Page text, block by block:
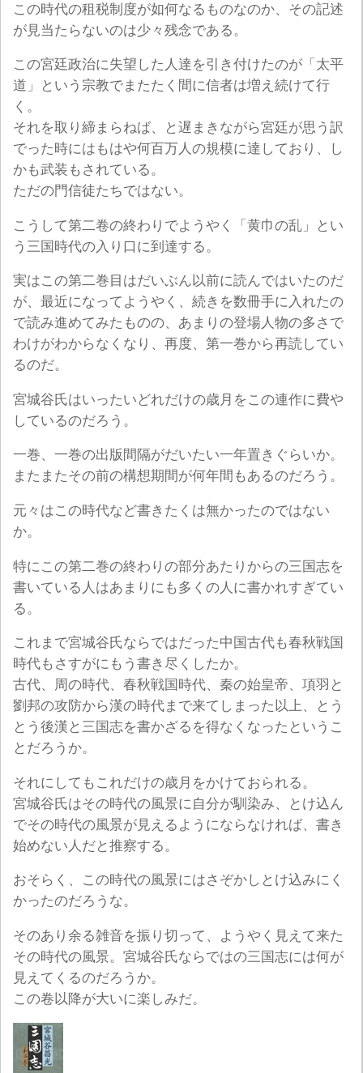
この時代の租税制度が如何なるものなのか、その記述
が見当たらないのは少々残念である。
この宮廷政治に失望した人達を引き付けたのが「太平
道」という宗教でまたたく間に信者は増え続けて行
く。
それを取り締まらねば、と遅まきながら宮廷が思う訳
でった時にはもはや何百万人の規模に達しており、し
かも武装もされている。
ただの門信徒たちではない。
こうして第二卷の終わりでようやく「黄巾の乱」とい
う三国時代の入り口に到達する。
実はこの第二巻目はだいぶん以前に読んではいたのだ
が、最近になってようやく、続きを数冊手に入れたの
で読み進めてみたものの、あまりの登場人物の多さで
わけがわからなくなり、再度、第一巻から再読してい
るのだ。
宮城谷氏はいったいどれだけの歳月をこの連作に費や
しているのだろう。
一巻、一巻の出版間隔がだいたい一年置きぐらいか。
またまたその前の構想期間が何年間もあるのだろう。
元々はこの時代など書きたくは無かったのではない
か。
特にこの第二巻の終わりの部分あたりからの三国志を
書いている人はあまりにも多くの人に書かれすぎてい
る。
これまで宮城谷氏ならではだった中国古代も春秋戦国
時代もさすがにもう書き尽くしたか。
古代、周の時代、春秋戦国時代、秦の始皇帝、項羽と
劉邦の攻防から漢の時代まで来てしまった以上、とう
とう後漢と三国志を書かざるを得なくなったというこ
とだろうか。
それにしてもこれだけの歳月をかけておられる。
宮城谷氏はその時代の風景に自分が馴染み、とけ込ん
でその時代の風景が見えるようにならなければ、書き
始めない人だと推察する。
おそらく、この時代の風景にはさぞかしとけ込みにく
かったのだろうな。
そのあり余る雑音を振り切って、ようやく見えて来た
その時代の風景。宮城谷氏ならではの三国志には何が
見えてくるのだろうか。
この卷以降が大いに楽しみだ。